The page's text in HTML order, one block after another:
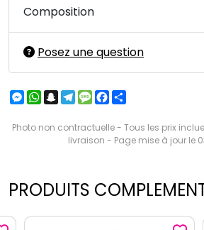
Composition
Posez une question
Messenger
WhatsApp
Snapchat
Telegram
MessageFacebook
Photo non contractuelle - Tous les prix
livraison - Page mise à jour le
PRODUITS